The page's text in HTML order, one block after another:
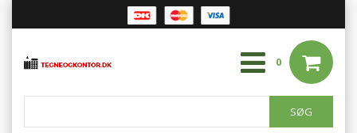
0